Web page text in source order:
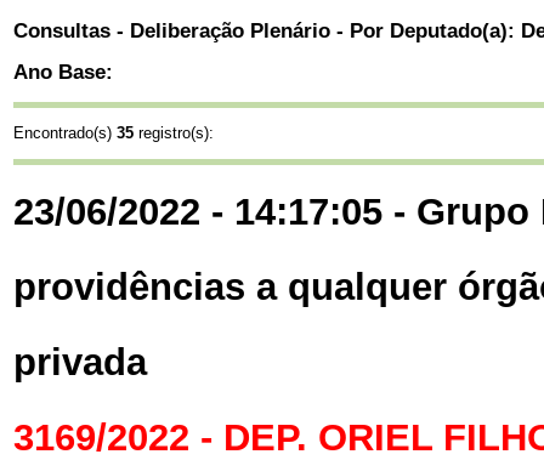
Consultas - Deliberação Plenário - Por Deputado(a):
Ano Base:
Encontrado(s) 35 registro(s):
23/06/2022 - 14:17:05 -
providências a qualquer
privada
3169/2022 - DEP. ORIEL